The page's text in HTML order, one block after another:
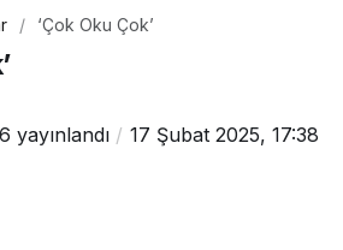
‘Çok Oku Çok’
yayınlandı
17 Şubat 2025, 17:38